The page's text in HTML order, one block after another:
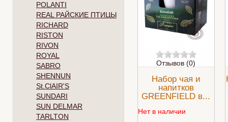
POLANTI
REAL РАЙСКИЕ ПТИЦЫ
RICHARD
RISTON
RIVON
ROYAL
SABRO
SHENNUN
St.ClAIR'S
SUNDARI
SUN DELMAR
TARLTON
Отзывов (0)
Набор чая и
напитков
GREENFIELD в...
Нет в наличии